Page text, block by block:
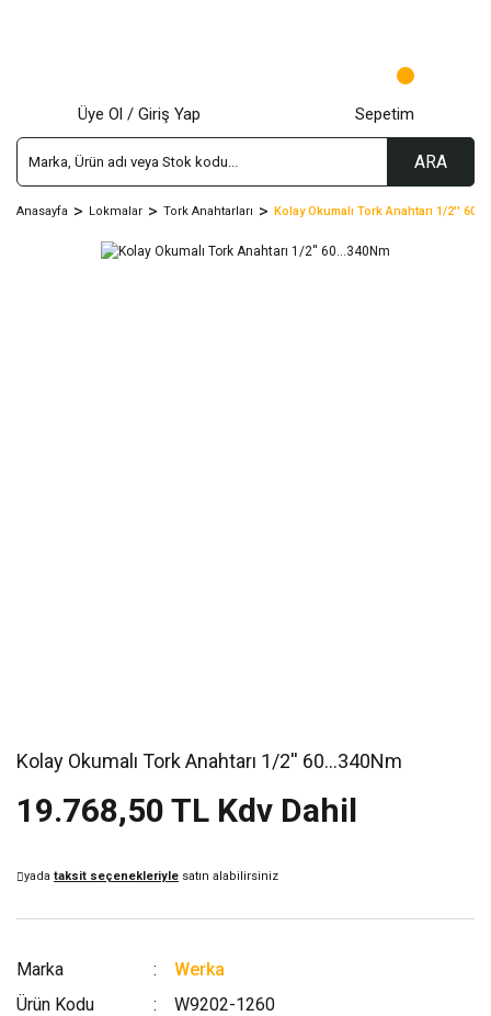
ARA
Üye Ol / Giriş Yap Sepetim
Anasayfa Lokmalar Tork Anahtarları Kolay Okumalı Tork Anahtarı 1/2''
Kolay Okumalı Tork Anahtarı 1/2'' 60...340Nm
19.768,50 TL Kdv Dahil
yada taksit seçenekleriyle satın alabilirsiniz
Marka
Werka
Ürün Kodu
W9202-1260